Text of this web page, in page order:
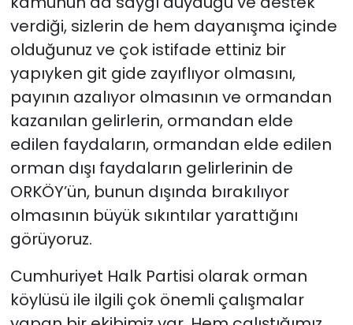
verdiği, sizlerin de hem dayanışma içinde
olduğunuz ve çok istifade ettiniz bir
yapıyken git gide zayıflıyor olmasını,
payının azalıyor olmasının ve ormandan
kazanılan gelirlerin, ormandan elde
edilen faydaların, ormandan elde edilen
orman dışı faydaların gelirlerinin de
ORKÖY’ün, bunun dışında bırakılıyor
olmasının büyük sıkıntılar yarattığını
görüyoruz.
Cumhuriyet Halk Partisi olarak orman
köylüsü ile ilgili çok önemli çalışmalar